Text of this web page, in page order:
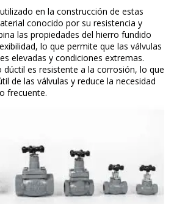
en la construcción de estas
conocido por su resistencia y
las propiedades del hierro fundido
lo que permite que las válvulas
elevadas y condiciones extremas.
dúctil es resistente a la corrosión, lo que
de las válvulas y reduce la necesidad
frecuente.